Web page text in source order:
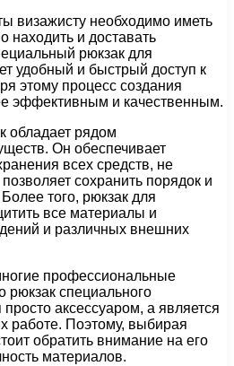
визажисту необходимо иметь
находить и доставать
рюкзак для
удобный и быстрый доступ к
этому процесс создания
эффективным и качественным.
обладает рядом
Он обеспечивает
всех средств, не
сохранить порядок и
того, рюкзак для
все материалы и
и различных внешних
профессиональные
рюкзак специального
аксессуаром, а является
работе. Поэтому, выбирая
обратить внимание на его
материалов.